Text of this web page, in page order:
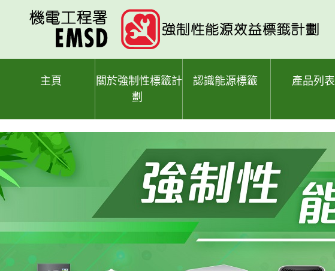
主頁
關於強制性標籤計
劃
認識能源標籤 產品列表